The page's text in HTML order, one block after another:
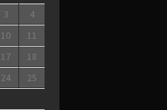
3
4
10
11
17
18
24
25